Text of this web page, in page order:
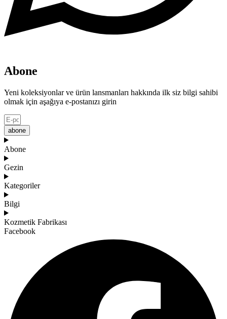
Abone
Yeni koleksiyonlar ve ürün lansmanları hakkında ilk siz bilgi sahibi
olmak için aşağıya e-postanızı girin
abone
Abone
Gezin
Kategoriler
Bilgi
Kozmetik Fabrikası
Facebook